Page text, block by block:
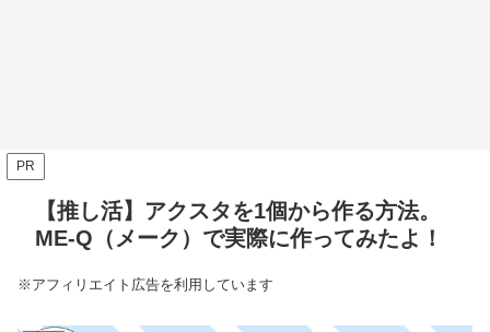
PR
【推し活】アクスタを1個から作る方法。
ME-Q（メーク）で実際に作ってみたよ！
※アフィリエイト広告を利用しています